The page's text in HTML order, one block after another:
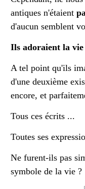
antiques n'étaient
d'aucun semblent
Ils adoraient la
A tel point qu'ils
d'une deuxième
encore, et
Tous ces écrits ...
Toutes ses
Ne furent-ils pas
symbole de la vie ?